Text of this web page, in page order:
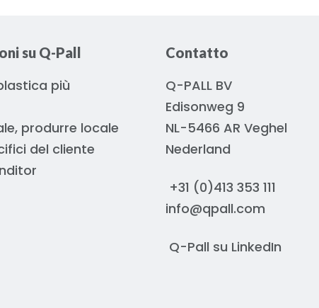
su Q-Pall
più
produrre locale
del cliente
Contatto
Q-PALL BV
Edisonweg 9
NL-5466 AR Veghel
Nederland
+31 (0)413 353 111
info@qpall.com
Q-Pall su LinkedIn